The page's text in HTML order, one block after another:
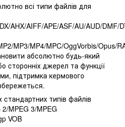
всі типи файлів для
AHX/AIFF/APE/ASF/AU/AUD/DMF/
MP3/MP4/MPC/OggVorbis/Opus/
абсолютно будь-який
сторонніх джерел та функції
підтримка кермового
стандартних типів файлів
MPEG 3/MPEG
VOB